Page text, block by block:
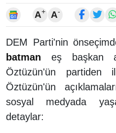
A+ A-
DEM Parti'nin
batman eş başkan
Öztüzün'ün partiden
Öztüzün'ün
sosyal medyada
detaylar: